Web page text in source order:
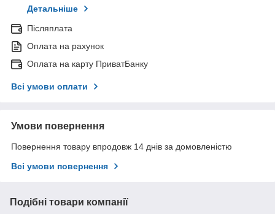
Детальніше
Післяплата
Оплата на рахунок
Оплата на карту ПриватБанку
Всі умови оплати
Умови повернення
Повернення товару впродовж 14 днів за домовленістю
Всі умови повернення
Подібні товари компанії